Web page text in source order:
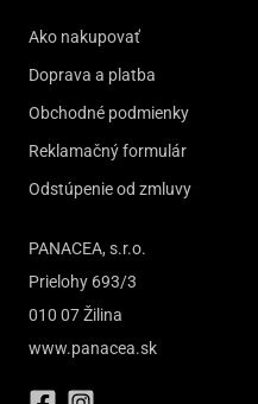
Ako nakupovať
Doprava a platba
Obchodné podmienky
Reklamačný formulár
Odstúpenie od zmluvy
PANACEA, s.r.o.
Prielohy 693/3
010 07 Žilina
www.panacea.sk